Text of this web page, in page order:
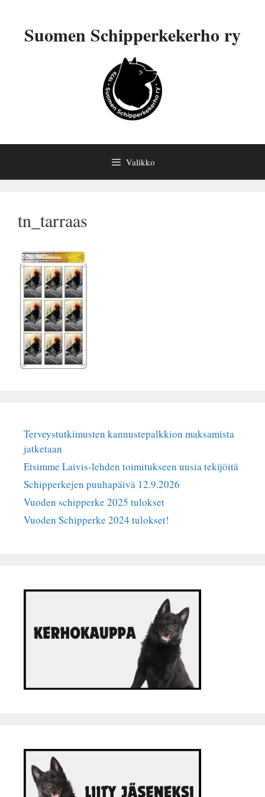
Suomen Schipperkekerho ry
Valikko
tn_tarraas
Terveystutkimusten kannustepalkkion maksamista
jatketaan
Etsimme Laivis-lehden toimitukseen uusia tekijöitä
Schipperkejen puuhapäivä 12.9.2026
Vuoden schipperke 2025 tulokset
Vuoden Schipperke 2024 tulokset!